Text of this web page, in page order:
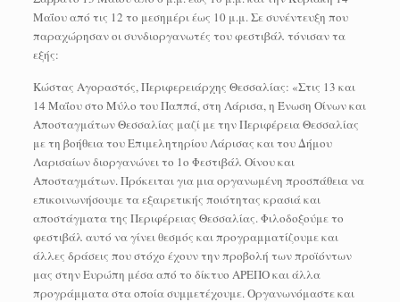
Μαΐου από τις 12 το μεσημέρι έως 10 μ.μ. Σε συνέντευξη που
παραχώρησαν οι συνδιοργανωτές του φεστιβάλ τόνισαν τα
εξής:
Κώστας Αγοραστός, Περιφερειάρχης Θεσσαλίας: «Στις 13 και
14 Μαΐου στο Μύλο του Παππά, στη Λάρισα, η Ένωση Οίνων και
Αποσταγμάτων Θεσσαλίας μαζί με την Περιφέρεια Θεσσαλίας
με τη βοήθεια του Επιμελητηρίου Λάρισας και του Δήμου
Λαρισαίων διοργανώνει το 1ο Φεστιβάλ Οίνου και
Αποσταγμάτων. Πρόκειται για μια οργανωμένη προσπάθεια να
επικοινωνήσουμε τα εξαιρετικής ποιότητας κρασιά και
αποστάγματα της Περιφέρειας Θεσσαλίας. Φιλοδοξούμε το
φεστιβάλ αυτό να γίνει θεσμός και προγραμματίζουμε και
άλλες δράσεις που στόχο έχουν την προβολή των προϊόντων
μας στην Ευρώπη μέσα από το δίκτυο ΑΡΕΠΟ και άλλα
προγράμματα στα οποία συμμετέχουμε. Οργανωνόμαστε και